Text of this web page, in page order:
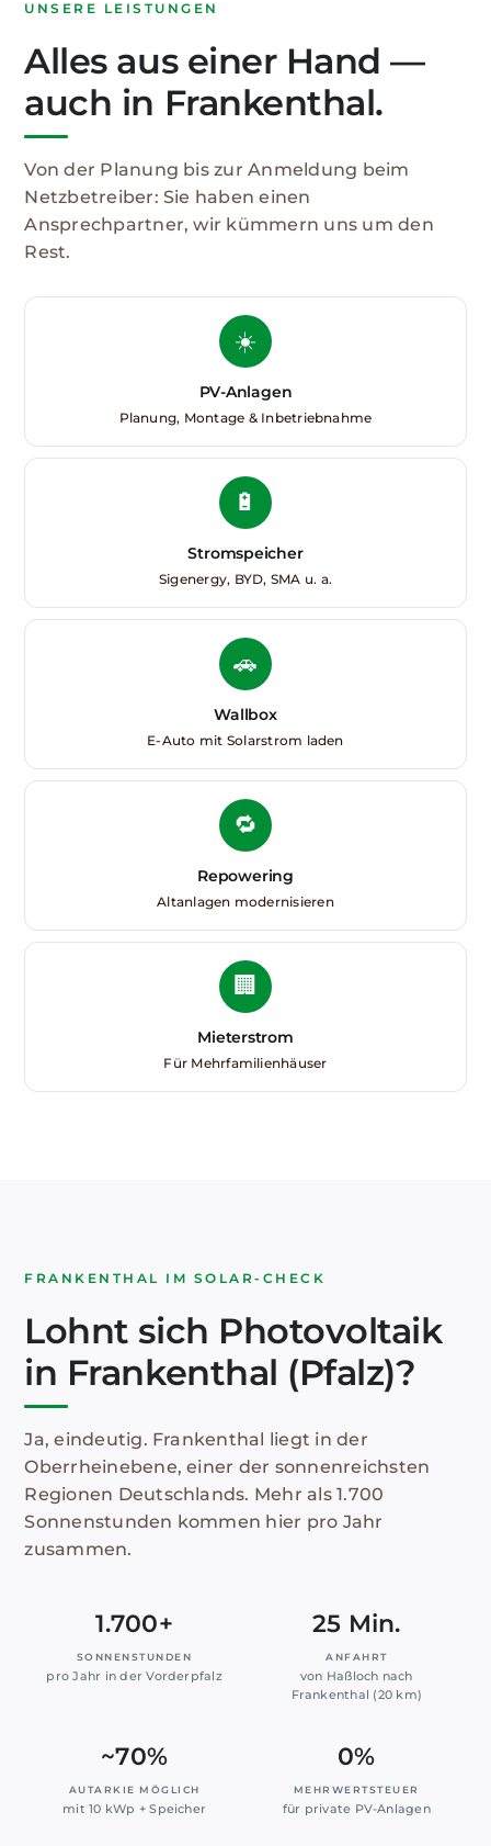
UNSERE LEISTUNGEN
Alles aus einer Hand —
auch in Frankenthal.
Von der Planung bis zur Anmeldung beim
Netzbetreiber: Sie haben einen
Ansprechpartner, wir kümmern uns um den
Rest.
☀️
PV-Anlagen
Planung, Montage & Inbetriebnahme
🔋
Stromspeicher
Sigenergy, BYD, SMA u. a.
🚗
Wallbox
E-Auto mit Solarstrom laden
🔁
Repowering
Altanlagen modernisieren
🏢
Mieterstrom
Für Mehrfamilienhäuser
FRANKENTHAL IM SOLAR-CHECK
Lohnt sich Photovoltaik
in Frankenthal (Pfalz)?
Ja, eindeutig. Frankenthal liegt in der
Oberrheinebene, einer der sonnenreichsten
Regionen Deutschlands. Mehr als 1.700
Sonnenstunden kommen hier pro Jahr
zusammen.
1.700+
SONNENSTUNDEN
pro Jahr in der Vorderpfalz
25 Min.
ANFAHRT
von Haßloch nach
Frankenthal (20 km)
~70%
AUTARKIE MÖGLICH
mit 10 kWp + Speicher
0%
MEHRWERTSTEUER
für private PV-Anlagen